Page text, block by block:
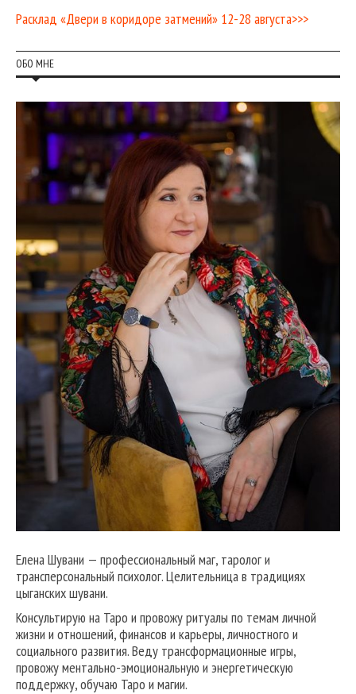
Расклад «Двери в коридоре затмений» 12-28 августа>>>
ОБО МНЕ
Елена Шувани — профессиональный маг, таролог и
трансперсональный психолог. Целительница в традициях
цыганских шувани.
Консультирую на Таро и провожу ритуалы по темам личной
жизни и отношений, финансов и карьеры, личностного и
социального развития. Веду трансформационные игры,
провожу ментально-эмоциональную и энергетическую
поддержку, обучаю Таро и магии.